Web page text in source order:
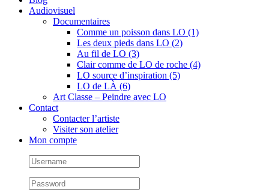
Audiovisuel
Documentaires
Comme un poisson dans LO (1)
Les deux pieds dans LO (2)
Au fil de LO (3)
Clair comme de LO de roche (4)
LO source d’inspiration (5)
LO de LÀ (6)
Art Classe – Peindre avec LO
Contact
Contacter l’artiste
Visiter son atelier
Mon compte